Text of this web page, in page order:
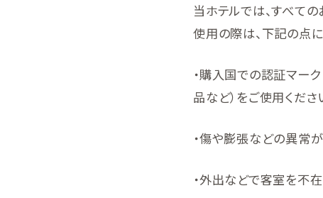
当ホテルでは、すべて
使用の際は、下記の点
・購入国での認証マー
品など）をご使用くださ
・傷や膨張などの異常
・外出などで客室を不